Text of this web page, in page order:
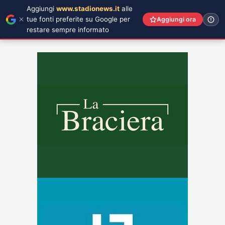
Aggiungi www.stadionews.it alle
tue fonti preferite su Google per
restare sempre informato
Aggiungi ora